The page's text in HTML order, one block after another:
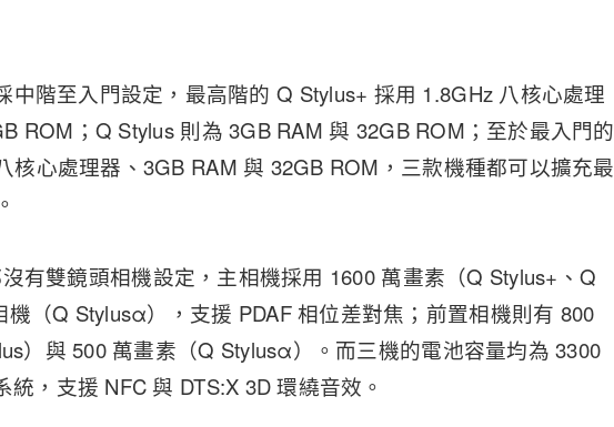
中階至入門設定，最高階的 Q Stylus+ 採用 1.8GHz 八核心處理
ROM；Q Stylus 則為 3GB RAM 與 32GB ROM；至於最入門的
核心處理器、3GB RAM 與 32GB ROM，三款機種都可以擴充最
有雙鏡頭相機設定，主相機採用 1600 萬畫素（Q Stylus+、Q
機（Q Stylusα），支援 PDAF 相位差對焦；前置相機則有 800
）與 500 萬畫素（Q Stylusα）。而三機的電池容量均為 3300
，支援 NFC 與 DTS:X 3D 環繞音效。